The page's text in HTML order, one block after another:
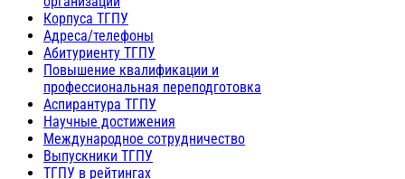
Корпуса ТГПУ
Адреса/телефоны
Абитуриенту ТГПУ
Повышение квалификации и
профессиональная переподготовка
Аспирантура ТГПУ
Научные достижения
Международное сотрудничество
Выпускники ТГПУ
ТГПУ в рейтингах